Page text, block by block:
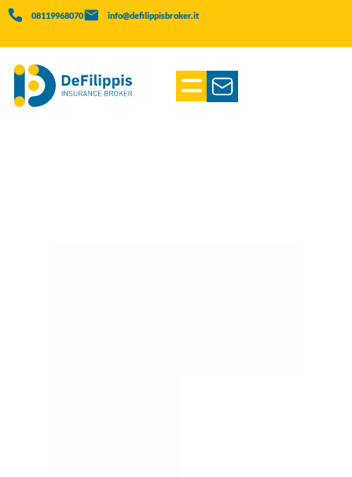
08119968070 info@defilippisbroker.it